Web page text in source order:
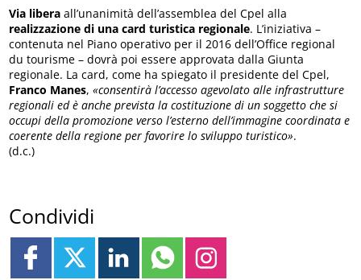
Via libera all’unanimità dell’assemblea del Cpel alla
realizzazione di una card turistica regionale. L’iniziativa –
contenuta nel Piano operativo per il 2016 dell’Office regional
du tourisme – dovrà poi essere approvata dalla Giunta
regionale. La card, come ha spiegato il presidente del Cpel,
Franco Manes,«consentirà l’accesso agevolato alle infrastrutture
regionali ed è anche prevista la costituzione di un soggetto che si
occupi della promozione verso l’esterno dell’immagine coordinata e
coerente della regione per favorire lo sviluppo turistico».
(d.c.)
Condividi